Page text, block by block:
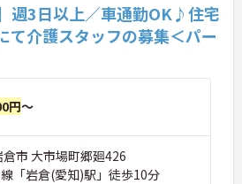
週3日以上／車通勤OK♪住宅
て介護スタッフの募集＜パー
円～
倉市 大市場町郷廻426
「岩倉(愛知)駅」徒歩10分